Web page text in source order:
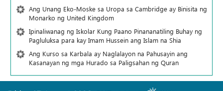
Ang Unang Eko-Moske sa Uropa sa Cambridge ay Binisita ng
Monarko ng United Kingdom
Ipinaliwanag ng Iskolar Kung Paano Pinananatiling Buhay ng
Pagluluksa para kay Imam Hussein ang Islam na Shia
Ang Kurso sa Karbala ay Naglalayon na Pahusayin ang
Kasanayan ng mga Hurado sa Paligsahan ng Quran